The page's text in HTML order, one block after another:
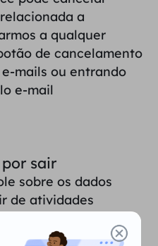
a
a qualquer
de cancelamento
mails ou entrando
e-mail
sair
sobre os dados
de atividades
de dados a
seguintes métodos: